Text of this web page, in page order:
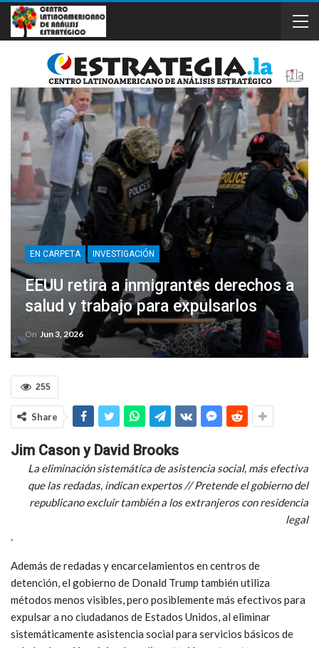
EN CARPETA INVESTIGACIÓN
EEUU retira a inmigrantes derechos a
salud y trabajo para expulsarlos
On Jun 3, 2026
255
Share
Jim Cason y David Brooks
La eliminación sistemática de asistencia social, más efectiva
que las redadas, indican expertos // Pretende el gobierno del
republicano excluir también a los extranjeros con residencia
legal
Además de redadas y encarcelamientos en centros de
detención, el gobierno de Donald Trump también utiliza
métodos menos visibles, pero posiblemente más efectivos para
expulsar a no ciudadanos de Estados Unidos, al eliminar
sistemáticamente asistencia social para servicios básicos de